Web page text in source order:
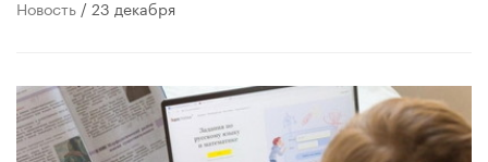
Новость / 23 декабря